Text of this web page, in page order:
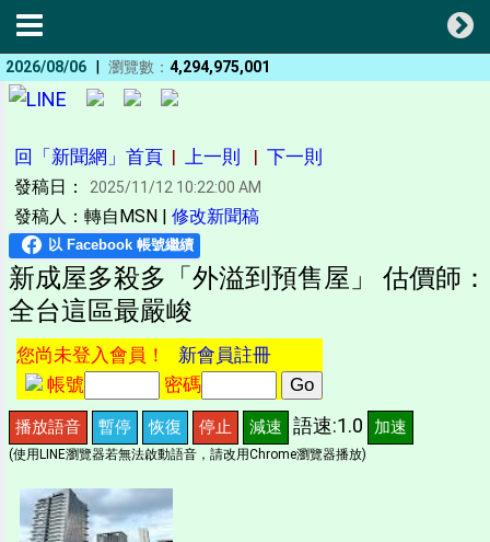
2026/08/06 | 瀏覽數： 4,294,975,001
回「新聞網」首頁 | 上一則 | 下一則
發稿日： 2025/11/12 10:22:00 AM
發稿人：轉自MSN | 修改新聞稿
新成屋多殺多「外溢到預售屋」 估價師：
全台這區最嚴峻
您尚未登入會員！ 新會員註冊
帳號
密碼
播放語音 暫停 恢復 停止 減速 語速:1.0 加速
(使用LINE瀏覽器若無法啟動語音，請改用Chrome瀏覽器播放)